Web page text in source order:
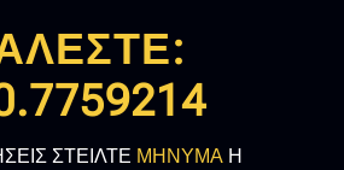
ΣΤΕΙΛΤΕ ΜΗΝΥΜΑ Η